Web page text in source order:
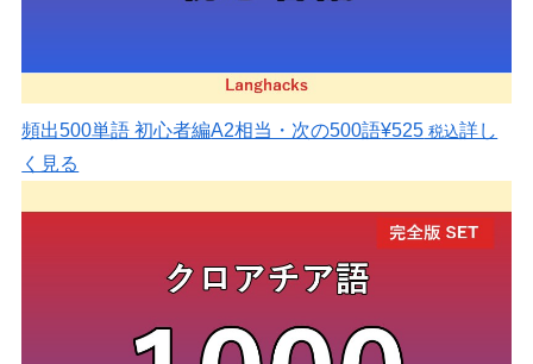
頻出500単語 初心者編A2相当・次の500語¥525 税込詳し
く見る